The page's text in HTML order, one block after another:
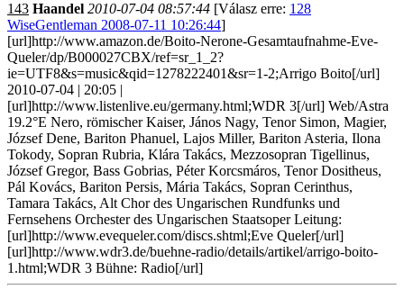
143 Haandel 2010-07-04 08:57:44 [Válasz erre: 128
WiseGentleman 2008-07-11 10:26:44]
[url]http://www.amazon.de/Boito-Nerone-Gesamtaufnahme-Eve-
Queler/dp/B000027CBX/ref=sr_1_2?
ie=UTF8&s=music&qid=1278222401&sr=1-2;Arrigo Boito[/url]
2010-07-04 | 20:05 |
[url]http://www.listenlive.eu/germany.html;WDR 3[/url] Web/Astra
19.2°E Nero, römischer Kaiser, János Nagy, Tenor Simon, Magier,
József Dene, Bariton Phanuel, Lajos Miller, Bariton Asteria, Ilona
Tokody, Sopran Rubria, Klára Takács, Mezzosopran Tigellinus,
József Gregor, Bass Gobrias, Péter Korcsmáros, Tenor Dositheus,
Pál Kovács, Bariton Persis, Mária Takács, Sopran Cerinthus,
Tamara Takács, Alt Chor des Ungarischen Rundfunks und
Fernsehens Orchester des Ungarischen Staatsoper Leitung:
[url]http://www.evequeler.com/discs.shtml;Eve Queler[/url]
[url]http://www.wdr3.de/buehne-radio/details/artikel/arrigo-boito-
1.html;WDR 3 Bühne: Radio[/url]